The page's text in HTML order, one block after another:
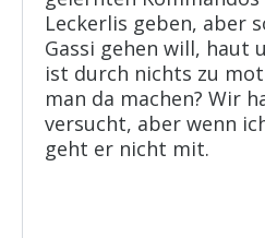
Leckerlis geben, aber
Gassi gehen will, haut
ist durch nichts zu
man da machen? Wir
versucht, aber wenn
geht er nicht mit.